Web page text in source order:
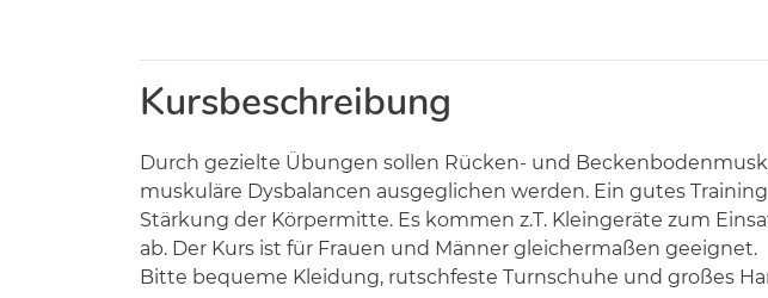
Kursbeschreibung
Durch gezielte Übungen sollen Rücken- und
muskuläre Dysbalancen ausgeglichen werden. Ein gutes
Stärkung der Körpermitte. Es kommen z.T. Kleingeräte zum
ab. Der Kurs ist für Frauen und Männer gleichermaßen geeignet.
Bitte bequeme Kleidung, rutschfeste Turnschuhe und großes